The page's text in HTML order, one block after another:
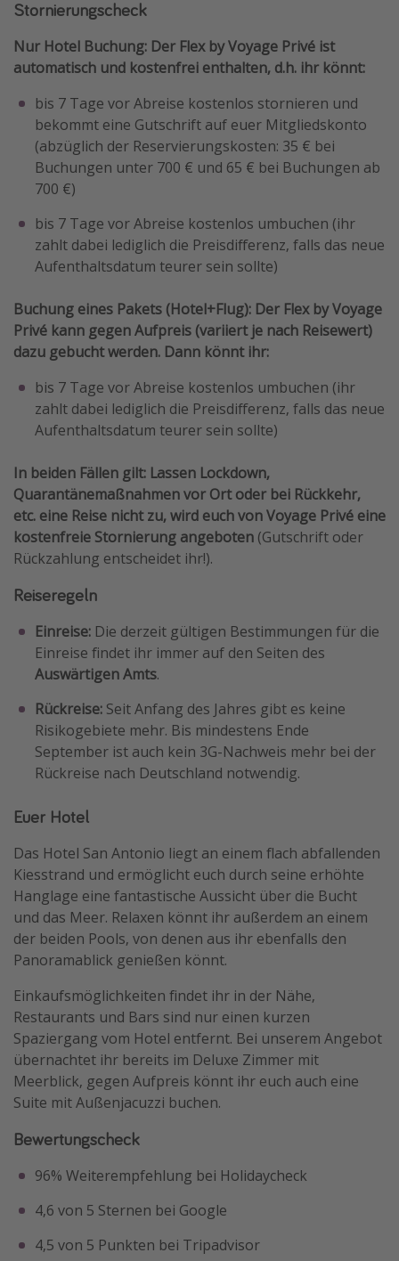
Stornierungscheck
Nur Hotel Buchung: Der Flex by Voyage Privé ist
automatisch und kostenfrei enthalten, d.h. ihr könnt:
bis 7 Tage vor Abreise kostenlos stornieren und
bekommt eine Gutschrift auf euer Mitgliedskonto
(abzüglich der Reservierungskosten: 35 € bei
Buchungen unter 700 € und 65 € bei Buchungen ab
700 €)
bis 7 Tage vor Abreise kostenlos umbuchen (ihr
zahlt dabei lediglich die Preisdifferenz, falls das neue
Aufenthaltsdatum teurer sein sollte)
Buchung eines Pakets (Hotel+Flug): Der Flex by Voyage
Privé kann gegen Aufpreis (variiert je nach Reisewert)
dazu gebucht werden. Dann könnt ihr:
bis 7 Tage vor Abreise kostenlos umbuchen (ihr
zahlt dabei lediglich die Preisdifferenz, falls das neue
Aufenthaltsdatum teurer sein sollte)
In beiden Fällen gilt: Lassen Lockdown,
Quarantänemaßnahmen vor Ort oder bei Rückkehr,
etc. eine Reise nicht zu, wird euch von Voyage Privé eine
kostenfreie Stornierung angeboten (Gutschrift oder
Rückzahlung entscheidet ihr!).
Reiseregeln
Einreise: Die derzeit gültigen Bestimmungen für die
Einreise findet ihr immer auf den Seiten des
Auswärtigen Amts.
Rückreise: Seit Anfang des Jahres gibt es keine
Risikogebiete mehr. Bis mindestens Ende
September ist auch kein 3G-Nachweis mehr bei der
Rückreise nach Deutschland notwendig.
Euer Hotel
Das Hotel San Antonio liegt an einem flach abfallenden
Kiesstrand und ermöglicht euch durch seine erhöhte
Hanglage eine fantastische Aussicht über die Bucht
und das Meer. Relaxen könnt ihr außerdem an einem
der beiden Pools, von denen aus ihr ebenfalls den
Panoramablick genießen könnt.
Einkaufsmöglichkeiten findet ihr in der Nähe,
Restaurants und Bars sind nur einen kurzen
Spaziergang vom Hotel entfernt. Bei unserem Angebot
übernachtet ihr bereits im Deluxe Zimmer mit
Meerblick, gegen Aufpreis könnt ihr euch auch eine
Suite mit Außenjacuzzi buchen.
Bewertungscheck
96% Weiterempfehlung bei Holidaycheck
4,6 von 5 Sternen bei Google
4,5 von 5 Punkten bei Tripadvisor